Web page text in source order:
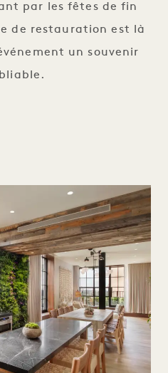
par les fêtes de fin
de restauration est là
un souvenir